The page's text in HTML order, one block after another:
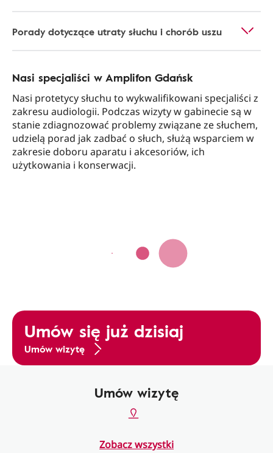
Porady dotyczące utraty słuchu i chorób uszu
Nasi specjaliści w Amplifon Gdańsk
Nasi protetycy słuchu to wykwalifikowani specjaliści z
zakresu audiologii. Podczas wizyty w gabinecie są w
stanie zdiagnozować problemy związane ze słuchem,
udzielą porad jak zadbać o słuch, służą wsparciem w
zakresie doboru aparatu i akcesoriów, ich
użytkowania i konserwacji.
Umów się już dzisiaj
Umów wizytę
Umów wizytę
Zobacz wszystki